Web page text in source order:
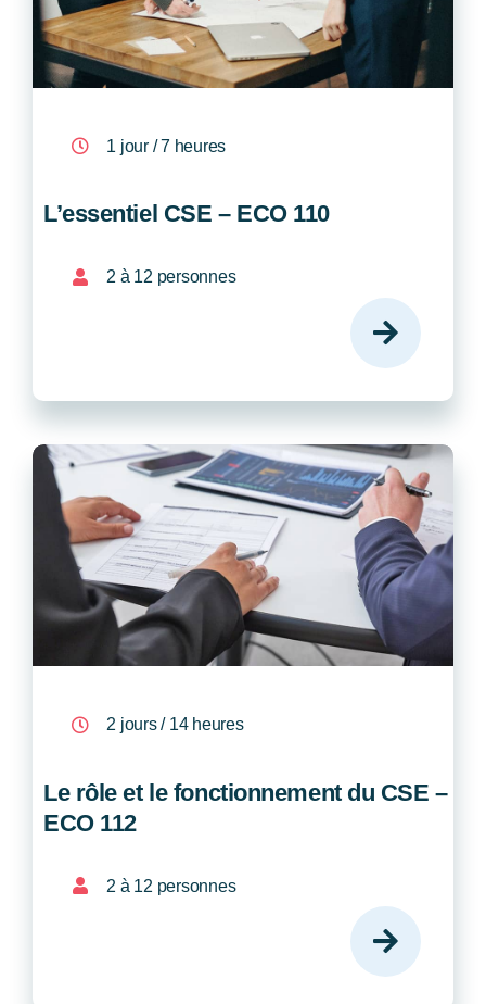
1 jour / 7 heures
L’essentiel CSE – ECO 110
2 à 12 personnes
2 jours / 14 heures
Le rôle et le fonctionnement du CSE –
ECO 112
2 à 12 personnes